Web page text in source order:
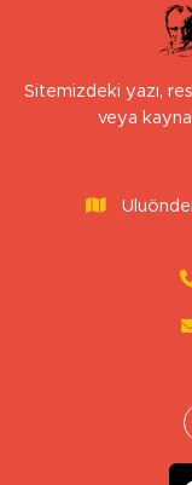
Sitemizdeki yazı,
veya